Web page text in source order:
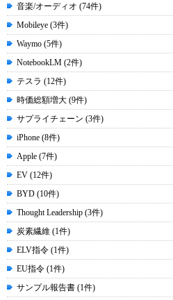
音楽/オーディオ (74件)
Mobileye (3件)
Waymo (5件)
NotebookLM (2件)
テスラ (12件)
時価総額増大 (9件)
サプライチェーン (3件)
iPhone (8件)
Apple (7件)
EV (12件)
BYD (10件)
Thought Leadership (3件)
炭素繊維 (1件)
ELV指令 (1件)
EU指令 (1件)
サンプル報告書 (1件)